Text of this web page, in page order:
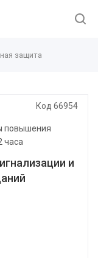
защита
Код 66954
повышения
часа
и